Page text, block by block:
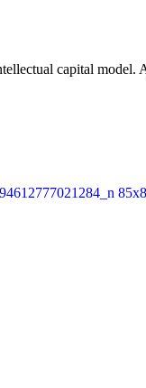
capital model.